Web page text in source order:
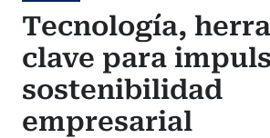
Tecnología,
clave para
sostenibilidad
empresarial